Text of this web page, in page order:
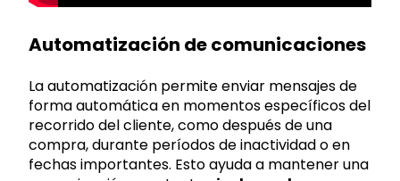
Automatización de comunicaciones
La automatización permite enviar mensajes de
forma automática en momentos específicos del
recorrido del cliente, como después de una
compra, durante períodos de inactividad o en
fechas importantes. Esto ayuda a mantener una